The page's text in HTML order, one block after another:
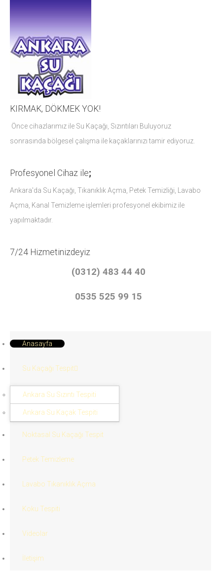
KIRMAK, DÖKMEK YOK!
Önce cihazlarımız ile Su Kaçağı, Sızıntıları Buluyoruz
sonrasında bölgesel çalışma ile kaçaklarınızı tamir ediyoruz.
Profesyonel Cihaz ile;
Ankara'da Su Kaçağı, Tıkanıklık Açma, Petek Temizliği, Lavabo
Açma, Kanal Temizleme işlemleri profesyonel ekibimiz ile
yapılmaktadır.
7/24 Hizmetinizdeyiz
(0312) 483 44 40
0535 525 99 15
Anasayfa
Su Kaçağı Tespit
Ankara Su Sızıntı Tespiti
Ankara Su Kaçak Tespiti
Noktasal Su Kaçağı Tespit
Petek Temizleme
Lavabo Tıkanıklık Açma
Koku Tespiti
Videolar
İletişim